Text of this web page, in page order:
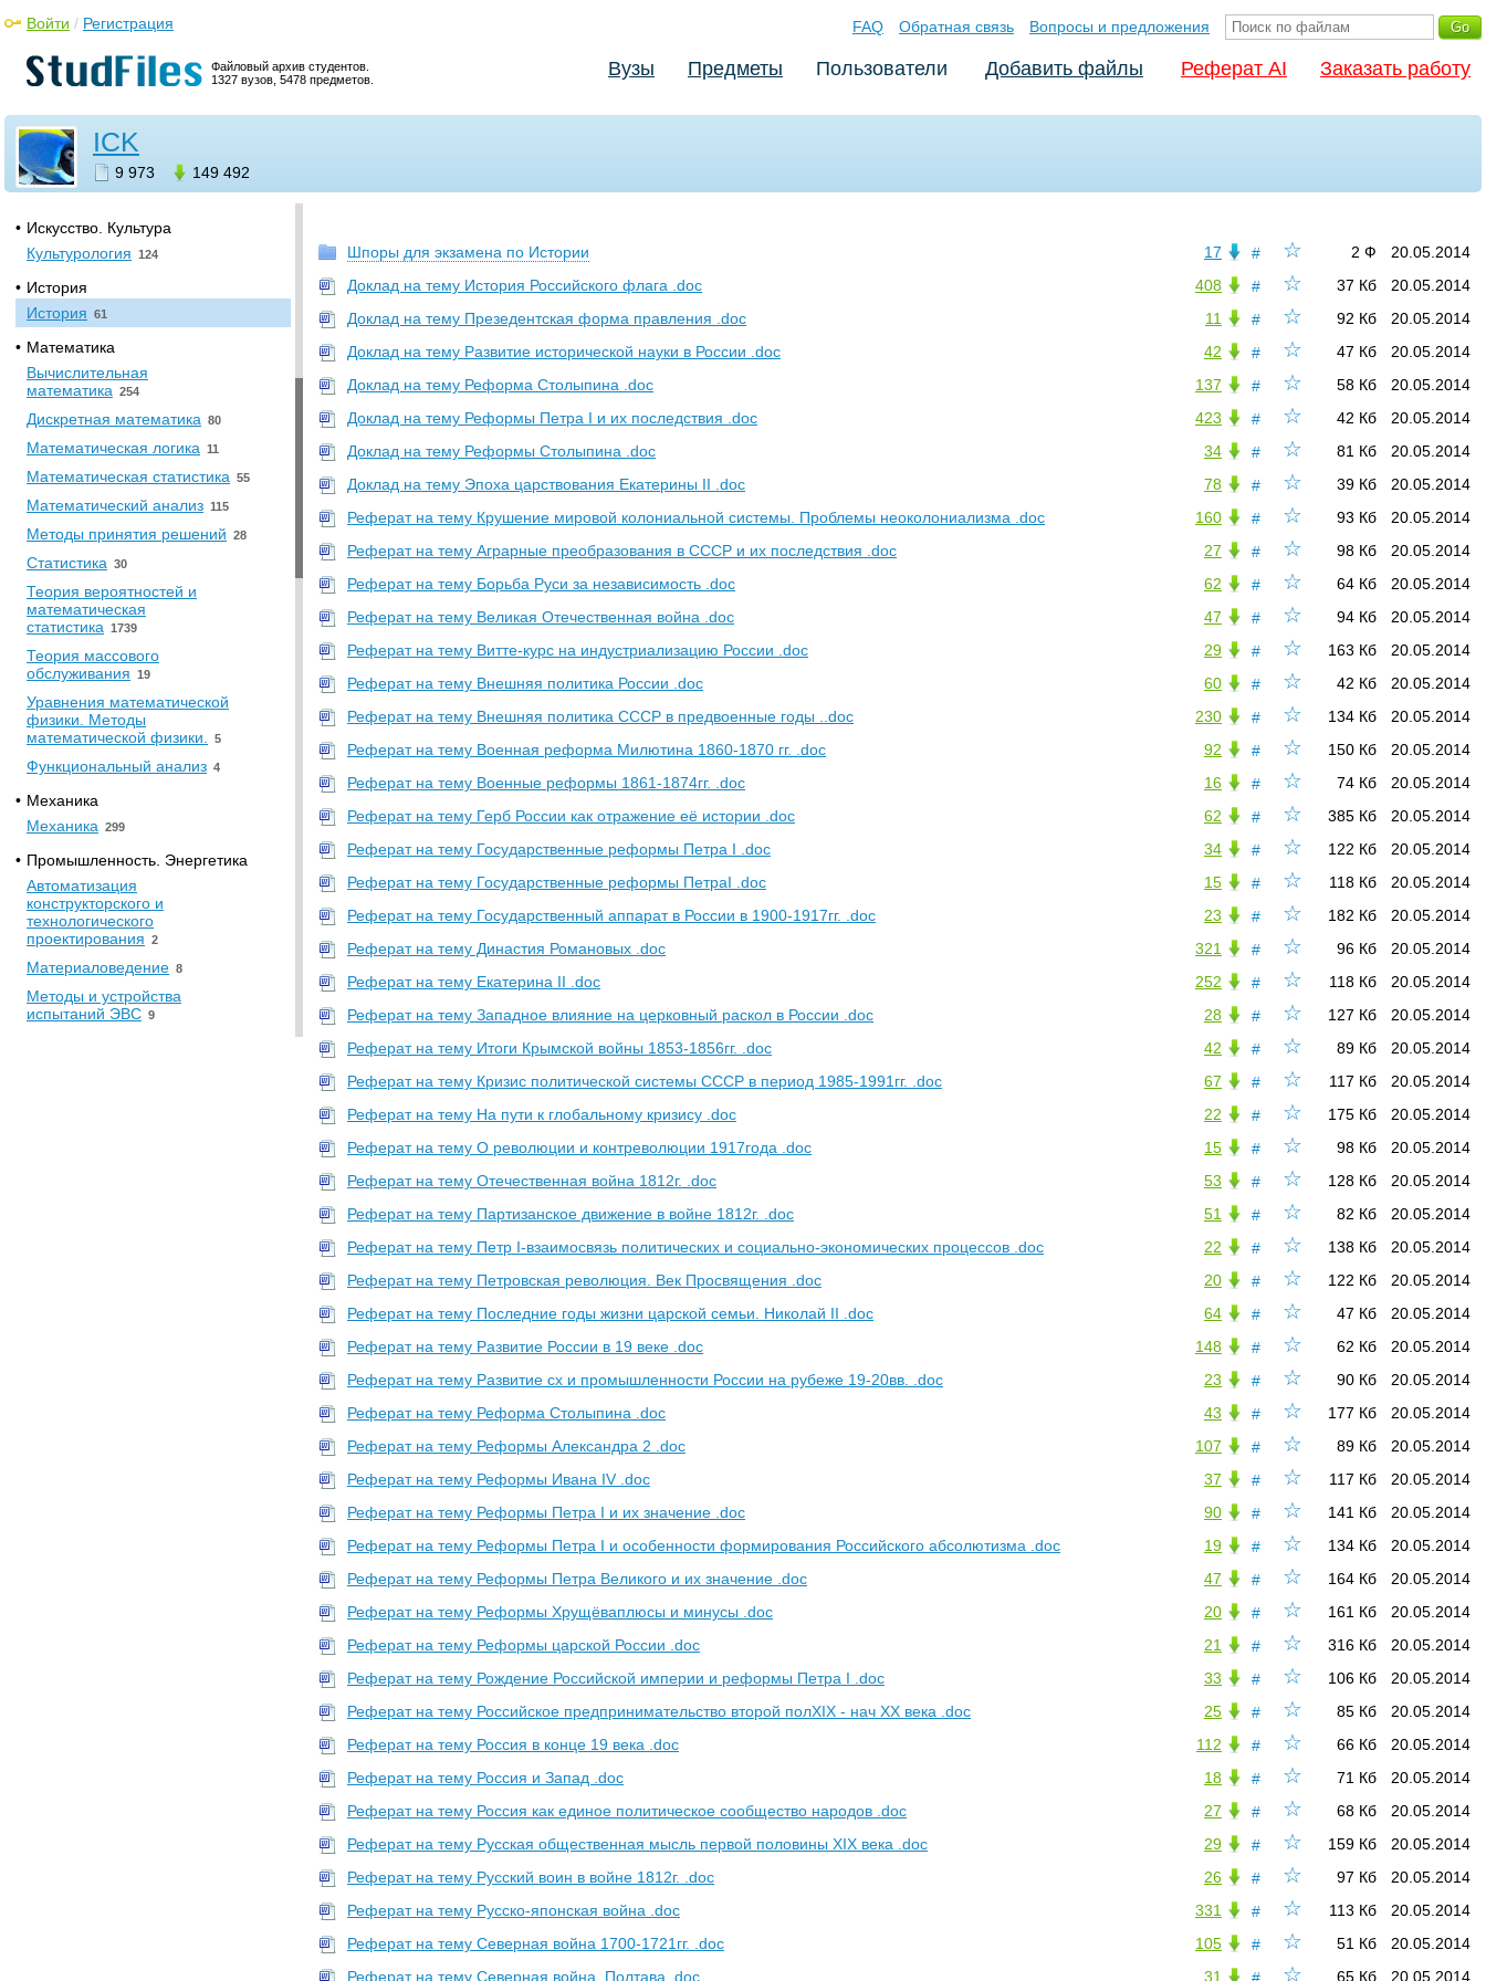
Файловый архив студентов.
1327 вузов, 5478 предметов.
Войти / Регистрация FAQ Обратная связь Вопросы и предложения
Вузы Предметы Пользователи Добавить файлы Реферат AI Заказать работу
ICK
9 973 149 492
Оптимизация САПР
Программирование 492
Сети ЭВМ и средства
коммуникаций
Человеко-машинное
взаимодействие 1
• Искусство. Культура
Культурология 124
• История
История 61
• Математика
Вычислительная
математика 254
Дискретная математика 80
Математическая логика 11
Математическая статистика 55
Математический анализ 115
Методы принятия решений 28
Статистика 30
Теория вероятностей и
математическая
статистика 1739
Теория массового
обслуживания 19
Уравнения математической
физики. Методы
математической физики.
5
Функциональный анализ 4
• Механика
Механика 299
• Промышленность. Энергетика
Автоматизация
конструкторского и
технологического
проектирования 2
Материаловедение 8
Методы и устройства
испытаний ЭВС 9
☆
# 20.05.2014
2 Ф
17
Шпоры для экзамена по Истории
☆
# 20.05.2014
37 Кб
408
Доклад на тему История Российского флага .doc
☆
# 20.05.2014
92 Кб
11
Доклад на тему Презедентская форма правления .doc
☆
# 20.05.2014
47 Кб
42
Доклад на тему Развитие исторической науки в России .doc
☆
# 20.05.2014
58 Кб
137
Доклад на тему Реформа Столыпина .doc
☆
# 20.05.2014
42 Кб
423
Доклад на тему Реформы Петра I и их последствия .doc
☆
# 20.05.2014
81 Кб
34
Доклад на тему Реформы Столыпина .doc
☆
# 20.05.2014
39 Кб
78
Доклад на тему Эпоха царствования Екатерины II .doc
☆
# 20.05.2014
93 Кб
160
Реферат на тему Крушение мировой колониальной системы. Проблемы неоколониализма .doc
☆
# 20.05.2014
98 Кб
27
Реферат на тему Аграрные преобразования в СССР и их последствия .doc
☆
# 20.05.2014
64 Кб
62
Реферат на тему Борьба Руси за независимость .doc
☆
# 20.05.2014
94 Кб
47
Реферат на тему Великая Отечественная война .doc
☆
# 20.05.2014
163 Кб
29
Реферат на тему Витте-курс на индустриализацию России .doc
☆
# 20.05.2014
42 Кб
60
Реферат на тему Внешняя политика России .doc
☆
# 20.05.2014
134 Кб
230
Реферат на тему Внешняя политика СССР в предвоенные годы ..doc
☆
# 20.05.2014
150 Кб
92
Реферат на тему Военная реформа Милютина 1860-1870 гг. .doc
☆
# 20.05.2014
74 Кб
16
Реферат на тему Военные реформы 1861-1874гг. .doc
☆
# 20.05.2014
385 Кб
62
Реферат на тему Герб России как отражение её истории .doc
☆
# 20.05.2014
122 Кб
34
Реферат на тему Государственные реформы Петра I .doc
☆
# 20.05.2014
118 Кб
15
Реферат на тему Государственные реформы ПетраI .doc
☆
# 20.05.2014
182 Кб
23
Реферат на тему Государственный аппарат в России в 1900-1917гг. .doc
☆
# 20.05.2014
96 Кб
321
Реферат на тему Династия Романовых .doc
☆
# 20.05.2014
118 Кб
252
Реферат на тему Екатерина II .doc
☆
# 20.05.2014
127 Кб
28
Реферат на тему Западное влияние на церковный раскол в России .doc
☆
# 20.05.2014
89 Кб
42
Реферат на тему Итоги Крымской войны 1853-1856гг. .doc
☆
# 20.05.2014
117 Кб
67
Реферат на тему Кризис политической системы СССР в период 1985-1991гг. .doc
☆
# 20.05.2014
175 Кб
22
Реферат на тему На пути к глобальному кризису .doc
☆
# 20.05.2014
98 Кб
15
Реферат на тему О революции и контреволюции 1917года .doc
☆
# 20.05.2014
128 Кб
53
Реферат на тему Отечественная война 1812г. .doc
☆
# 20.05.2014
82 Кб
51
Реферат на тему Партизанское движение в войне 1812г. .doc
☆
# 20.05.2014
138 Кб
22
Реферат на тему Петр I-взаимосвязь политических и социально-экономических процессов .doc
☆
# 20.05.2014
122 Кб
20
Реферат на тему Петровская революция. Век Просвящения .doc
☆
# 20.05.2014
47 Кб
64
Реферат на тему Последние годы жизни царской семьи. Николай II .doc
☆
# 20.05.2014
62 Кб
148
Реферат на тему Развитие России в 19 веке .doc
☆
# 20.05.2014
90 Кб
23
Реферат на тему Развитие сх и промышленности России на рубеже 19-20вв. .doc
☆
# 20.05.2014
177 Кб
43
Реферат на тему Реформа Столыпина .doc
☆
# 20.05.2014
89 Кб
107
Реферат на тему Реформы Александра 2 .doc
☆
# 20.05.2014
117 Кб
37
Реферат на тему Реформы Ивана IV .doc
☆
# 20.05.2014
141 Кб
90
Реферат на тему Реформы Петра I и их значение .doc
☆
# 20.05.2014
134 Кб
19
Реферат на тему Реформы Петра I и особенности формирования Российского абсолютизма .doc
☆
# 20.05.2014
164 Кб
47
Реферат на тему Реформы Петра Великого и их значение .doc
☆
# 20.05.2014
161 Кб
20
Реферат на тему Реформы Хрущёваплюсы и минусы .doc
☆
# 20.05.2014
316 Кб
21
Реферат на тему Реформы царской России .doc
☆
# 20.05.2014
106 Кб
33
Реферат на тему Рождение Российской империи и реформы Петра I .doc
☆
# 20.05.2014
85 Кб
25
Реферат на тему Российское предпринимательство второй полXIX - нач XX века .doc
☆
# 20.05.2014
66 Кб
112
Реферат на тему Россия в конце 19 века .doc
☆
# 20.05.2014
71 Кб
18
Реферат на тему Россия и Запад .doc
☆
# 20.05.2014
68 Кб
27
Реферат на тему Россия как единое политическое сообщество народов .doc
☆
# 20.05.2014
159 Кб
29
Реферат на тему Русская общественная мысль первой половины XIX века .doc
☆
# 20.05.2014
97 Кб
26
Реферат на тему Русский воин в войне 1812г. .doc
☆
# 20.05.2014
113 Кб
331
Реферат на тему Русско-японская война .doc
☆
# 20.05.2014
51 Кб
105
Реферат на тему Северная война 1700-1721гг. .doc
☆ 20.05.2014
65 Кб
31
Реферат на тему Северная война. Полтава .doc